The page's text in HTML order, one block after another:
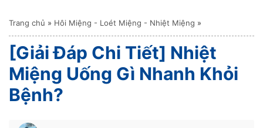
Trang chủ » Hôi Miệng - Loét Miệng - Nhiệt Miệng »
[Giải Đáp Chi Tiết] Nhiệt
Miệng Uống Gì Nhanh Khỏi
Bệnh?